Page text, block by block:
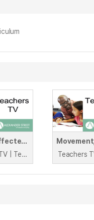
Women Affected by War: Sudan
Teachers TV | Teachers TV